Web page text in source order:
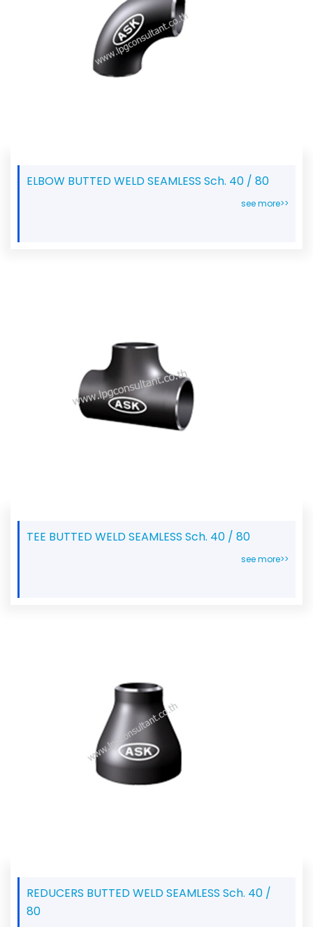
ELBOW BUTTED WELD SEAMLESS Sch. 40 / 80
see more>>
TEE BUTTED WELD SEAMLESS Sch. 40 / 80
see more>>
REDUCERS BUTTED WELD SEAMLESS Sch. 40 /
80